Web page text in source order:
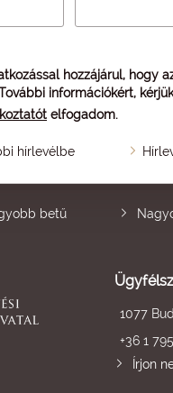
hozzájárul, hogy
információkért,
elfogadom.
hírlevélbe
betű
1077
+36 1
Írjon